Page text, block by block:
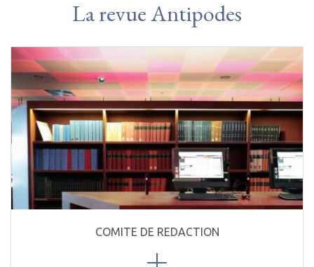
La revue Antipodes
COMITE DE REDACTION